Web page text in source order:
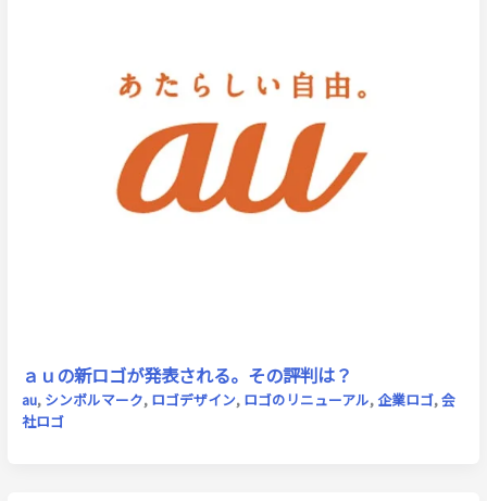
ａｕの新ロゴが発表される。その評判は？
au, シンボルマーク, ロゴデザイン, ロゴのリニューアル, 企業ロゴ,会
社ロゴ